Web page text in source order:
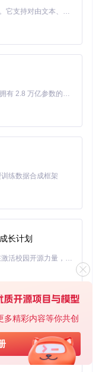
精彩内容等你共创
后续使用。
方法
两张卡片的备份文
显示差异扇区。此功
，比手动对比效率提
项，以过滤无效对
文件，添
国密算法配置，可实
卡器型号）
电脑上的可用性
组权限设置
MiniMax H3 是一个通用的全模态生成系统。它支持对由文本、图像、视频和音频组成的多模态上下文进行统一理解，并能生成分辨率高达 2K、时长可达 15 秒的带原生立体声音频的视频。得益于面向任务泛化的系统设计，H3 在预训练阶段就已具备广泛的多模态上下文理解与生成能力，能够出色地执行复杂的多模态指令。
Kimi K3 是Kimi能力最强的模型：这是一个拥有 2.8 万亿参数的混合专家（MoE）模型，具备原生视觉理解能力，并支持 100 万 token 的上下文窗口。
练数据合成框架
长计划
「源启盛夏」暑期校园开发者成长计划旨在激活校园开源力量，通过积分激励、认证扶持、资源倾斜等形式，引导高校组织和开发者完成「入驻 — 建项目 — 做贡献 — 获认证 — 得资源」的完整闭环。无论你是想带领社团入驻平台的组织者，还是希望用代码贡献证明自己的开发者，都能在这里找到属于你的成长路径。
基于Python的Xiaozhi AI，适用于想要完整Xiaozhi体验而无需拥有专用硬件的用户。